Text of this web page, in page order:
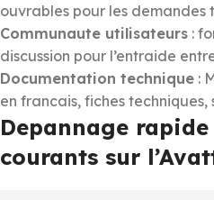
ouvrables pour les demandes
Communaute utilisateurs :
discussion pour l’entraide
Documentation technique :
en francais, fiches
Depannage
courants sur